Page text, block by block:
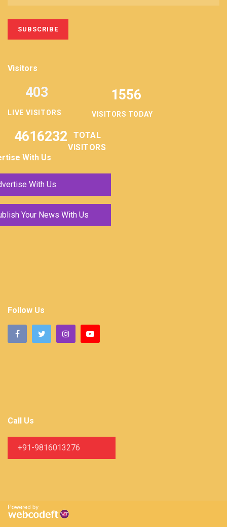
Visitors
LIVE VISITORS
403 1556
VISITORS TODAY
4616232
TOTAL
VISITORS
With Us
With Us
Your News With Us
Follow Us
Call Us
+91-9816013276